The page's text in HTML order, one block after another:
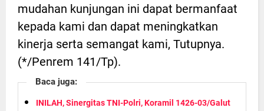
mudahan kunjungan ini dapat bermanfaat
kepada kami dan dapat meningkatkan
kinerja serta semangat kami, Tutupnya.
(*/Penrem 141/Tp).
Baca juga:
INILAH, Sinergitas TNI-Polri, Koramil 1426-03/Galut